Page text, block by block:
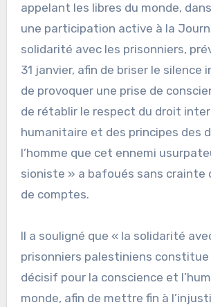
appelant les libres du monde,
une participation active à la
solidarité avec les prisonniers,
31 janvier, afin de briser le silence
de provoquer une prise de
de rétablir le respect du droit
humanitaire et des principes des
l’homme que cet ennemi
sioniste » a bafoués sans crainte
de comptes.
Il a souligné que « la solidarité
prisonniers palestiniens
décisif pour la conscience et
monde, afin de mettre fin à